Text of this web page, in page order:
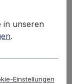
in unseren
.
Einstellungen